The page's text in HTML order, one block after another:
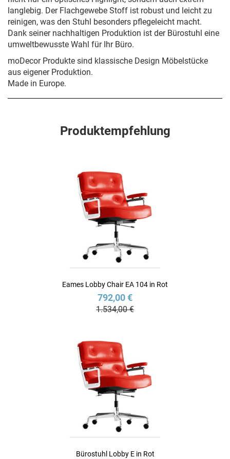
langlebig. Der Flachgewebe Stoff ist robust und leicht zu
reinigen, was den Stuhl besonders pflegeleicht macht.
Dank seiner nachhaltigen Produktion ist der Bürostuhl eine
umweltbewusste Wahl für Ihr Büro.
moDecor Produkte sind klassische Design Möbelstücke
aus eigener Produktion.
Made in Europe.
Produktempfehlung
Eames Lobby Chair EA 104 in Rot
792,00 €
1.534,00 €
Bürostuhl Lobby E in Rot